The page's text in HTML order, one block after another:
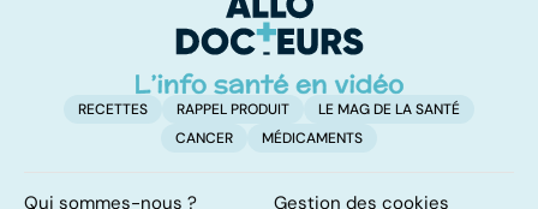
RECETTES RAPPEL PRODUIT
LE MAG DE LA SANTÉ
CANCER
MÉDICAMENTS
Qui sommes-nous ? Gestion des cookies